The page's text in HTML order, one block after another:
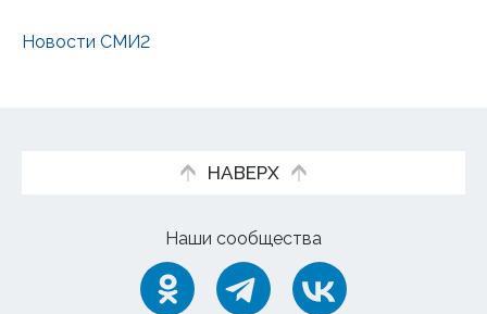
Новости СМИ2
НАВЕРХ
Наши сообщества